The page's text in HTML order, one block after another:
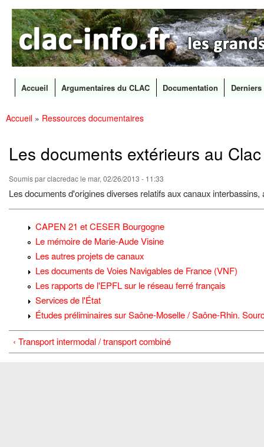
CLAC
Info
Les
grands
canaux
en
Menu principal
Accueil Argumentaires du CLAC Documentation
Accueil » Ressources documentaires
Les documents extérieurs au Clac
Soumis parclacredacle mar, 02/26/2013 - 11:33
Les documents d'origines diverses relatifs aux canaux
CAPEN 21 et CESER Bourgogne
Le mémoire de Marie-Aude Visine
Les autres projets de canaux
Les documents de Voies Navigables de France (VNF)
Les rapports de l'EPFL sur le réseau ferré français
Services de l'État
Études préliminaires sur Saône-Moselle / Saône-Rhin.
‹ Transport intermodal / transport combiné